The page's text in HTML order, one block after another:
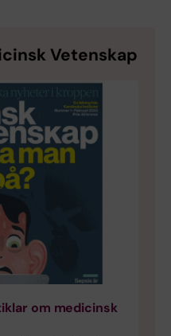
Vetenskap
om medicinsk